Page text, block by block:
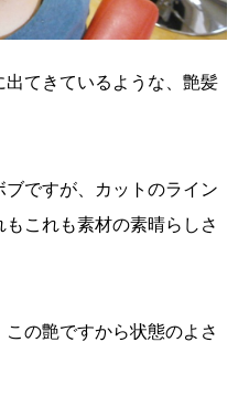
てきているような、艶髪
ですが、カットのライン
これも素材の素晴らしさ
の艶ですから状態のよさ